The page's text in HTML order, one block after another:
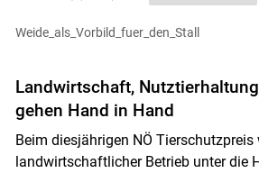
Weide_als_Vorbild_fuer_den_Stall
Landwirtschaft,
gehen Hand in Hand
Beim diesjährigen NÖ
landwirtschaftlicher Betrieb unter die